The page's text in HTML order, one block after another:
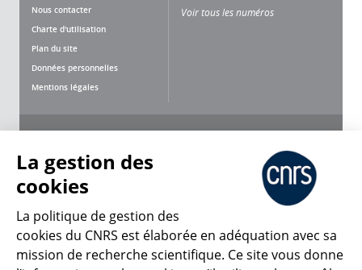
Nous contacter
Charte d'utilisation
Plan du site
Données personnelles
Mentions légales
Voir tous les numéros
CNRS Le Mag
La gestion des
cookies
La politique de gestion des
cookies du CNRS est élaborée en adéquation avec sa
mission de recherche scientifique. Ce site vous donne